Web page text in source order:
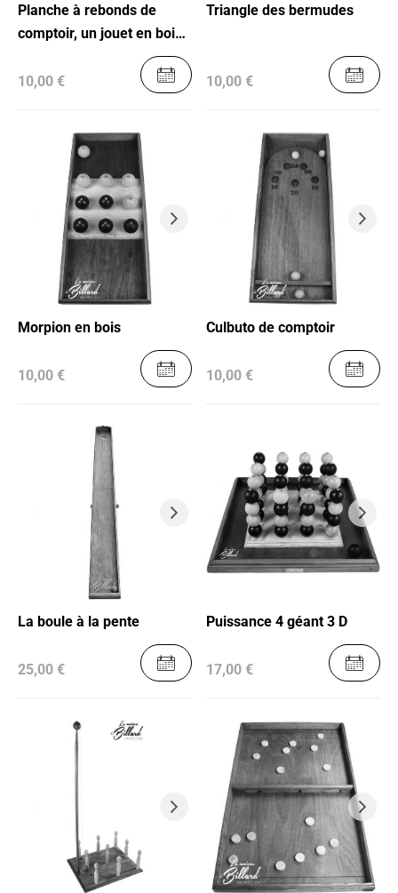
Planche à rebonds de
comptoir, un jouet en bois
10,00 €
Triangle des bermudes
10,00 €
Morpion en bois
10,00 €
Culbuto de comptoir
10,00 €
La boule à la pente
25,00 €
Puissance 4 géant 3 D
17,00 €